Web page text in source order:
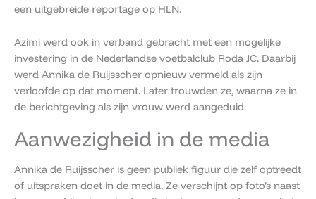
een uitgebreide reportage op HLN.
Azimi werd ook in verband gebracht met een mogelijke
investering in de Nederlandse voetbalclub Roda JC. Daarbij
werd Annika de Ruijsscher opnieuw vermeld als zijn
verloofde op dat moment. Later trouwden ze, waarna ze in
de berichtgeving als zijn vrouw werd aangeduid.
Aanwezigheid in de media
Annika de Ruijsscher is geen publiek figuur die zelf optreedt
of uitspraken doet in de media. Ze verschijnt op foto’s naast